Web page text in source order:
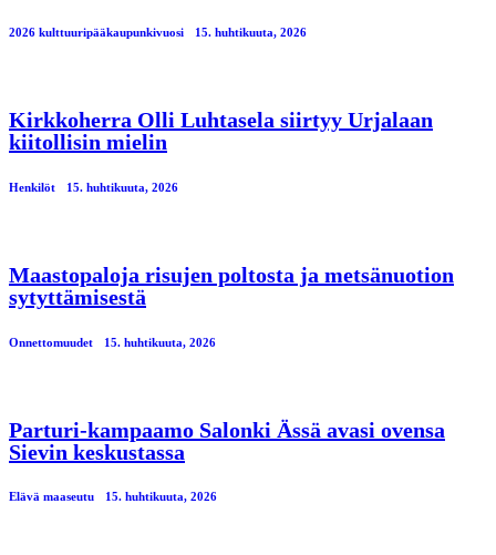
2026 kulttuuripääkaupunkivuosi 15. huhtikuuta, 2026
Kirkkoherra Olli Luhtasela siirtyy Urjalaan
kiitollisin mielin
Henkilöt 15. huhtikuuta, 2026
Maastopaloja risujen poltosta ja metsänuotion
sytyttämisestä
Onnettomuudet 15. huhtikuuta, 2026
Parturi-kampaamo Salonki Ässä avasi ovensa
Sievin keskustassa
Elävä maaseutu 15. huhtikuuta, 2026